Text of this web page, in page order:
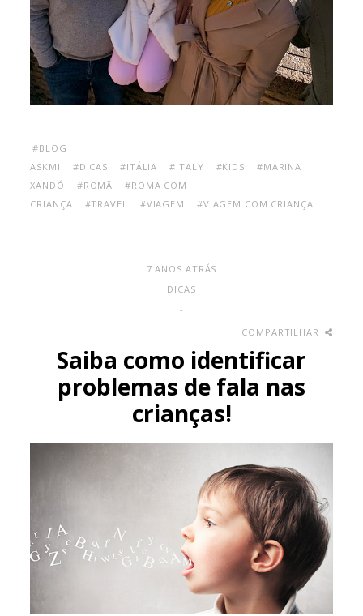
#BLOG
ASKMI
#DICAS #ITÁLIA #ITALY #KIDS
#MARINA
XANDÓ
#ROMÃ
#ROMA COM
CRIANÇA
#TRAVEL #VIAGEM #VIAGEM COM CRIANÇA
7 ANOS ATRÁS
DICAS
-
COMPARTILHAR
Saiba como identificar
problemas de fala nas
crianças!